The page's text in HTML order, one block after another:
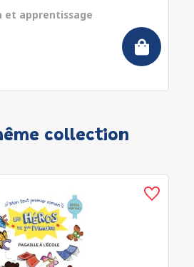
et apprentissage
collection